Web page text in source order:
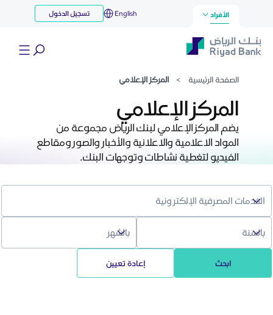
تخطي إلى المحتوى الرئيسي
الإعلامي
الأفراد English تسجيل الدخول
الصفحة الرئيسية > المركز الإعلامي
المركز الإعلامي
يضم المركز الإعلامي لبنك الرياض مجموعة من
المواد الاعلامية والاعلانية والأخبار والصور ومقاطع
الفيديو لتغطية نشاطات وتوجهات البنك.
ابحث إعادة تعيين